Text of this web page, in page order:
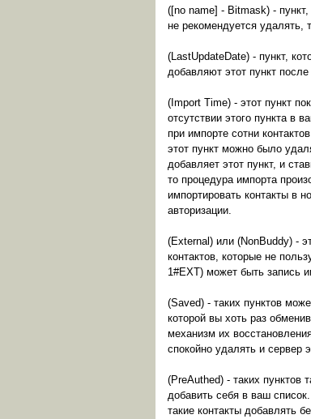
([no name] - Bitmask) -
не рекомендуется удалять,
(LastUpdateDate) - пункт,
добавляют этот пункт
(Import Time) - этот пункт
отсутствии этого пункта в
при импорте сотни
этот пункт можно было
добавляет этот пункт, и
то процедура импорта
импортировать контакты в
авторизации.
(External) или (NonBuddy) -
контактов, которые не
1#EXT) может быть запись
(Saved) - таких пунктов
которой вы хоть раз
механизм их
спокойно удалять и сервер
(PreAuthed) - таких пунктов
добавить себя в ваш
такие контакты добавлять